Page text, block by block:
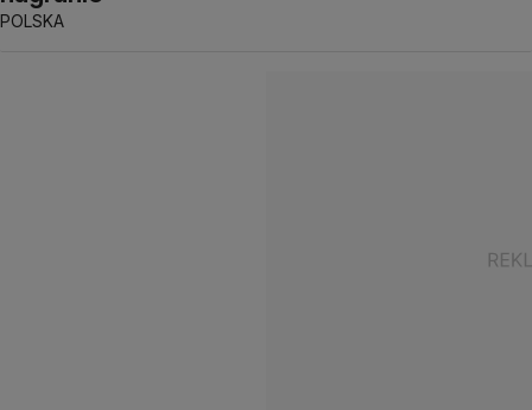
POLSKA